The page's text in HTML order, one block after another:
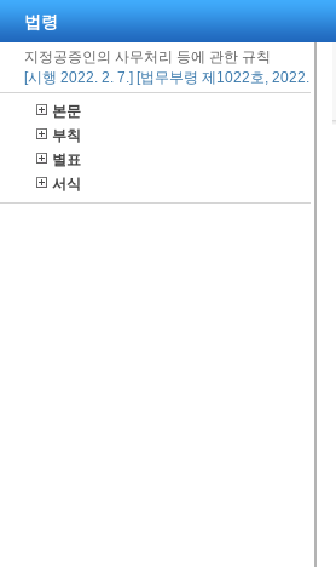
법령
지정공증인의 사무처리 등에 관한 규칙
[시행 2022. 2. 7.] [법무부령 제1022호, 2022. 2.
본문
부칙
별표
서식